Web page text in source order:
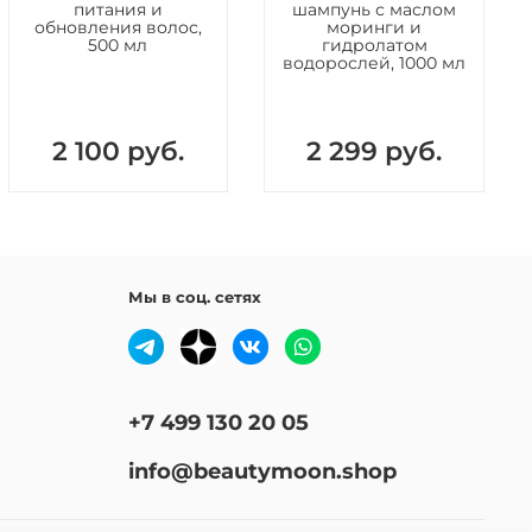
Barbadensis Leaf Extract, Hamamelis Virginiana
Extract, Melaleuca Alternifolia (Tea Tree) Leaf Extrac,
10, Moringa Oleifera Seed Oil, Citric Acid, Disodium
питания и
обновления волос,
500 мл
2 100 руб.
шампунь с маслом
моринги и
гидролатом
водорослей, 1000 мл
2 299 руб.
Мы в соц. сетях
+7 499 130 20 05
info@beautymoon.shop